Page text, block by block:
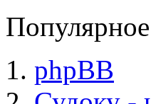
Популярное
phpBB